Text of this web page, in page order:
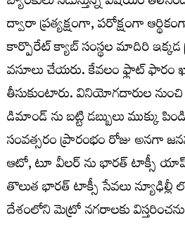
ద్వారా ప్రత్యక్షంగా, పరోక్షంగా
కార్పొరేట్ క్యాబ్ సంస్థల మాదిరి ఇక్కడ
వసూలు చేయరు. కేవలం ఫ్లాట్ ఫారం
తీసుకుంటారు. వినియోగదారుల
డిమాండ్ ను బట్టి డబ్బులు ముక్కు
సంవత్సరం ప్రారంభం రోజు అనగా
ఆటో, టూ వీలర్ ను భారత్ టాక్సీ యాప్
తొలుత భారత్ టాక్సీ సేవలు న్యూఢిల్లీ
దేశంలోని మెట్రో నగరాలకు